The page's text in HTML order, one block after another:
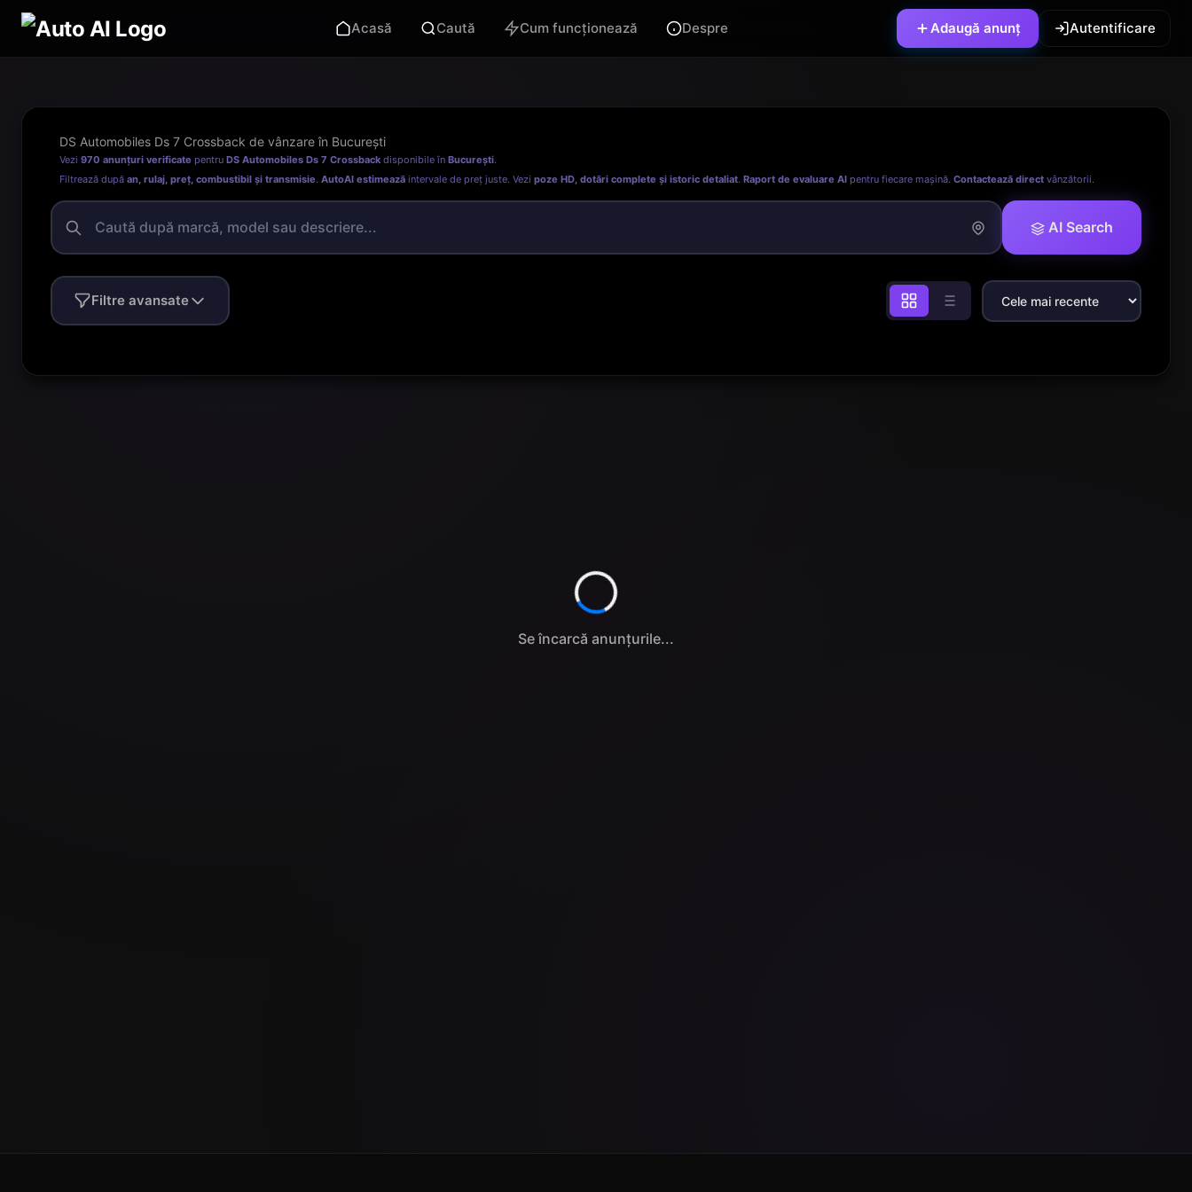
Acasă Caută Cum funcționează Despre Adaugă anunț Autentificare
DS Automobiles Ds 7 Crossback de vânzare în București
Vezi 970 anunțuri verificate pentru DS Automobiles Ds 7 Crossback disponibile în București.
Filtrează după an, rulaj, preț, combustibil și transmisie. AutoAI estimează intervale de preț juste. Vezi poze HD, dotări complete și istoric detaliat. Raport de evaluare AI pentru fiecare mașină. Contactează direct vânzătorii.
AI Search
Filtre avansate
Se încarcă anunțurile...